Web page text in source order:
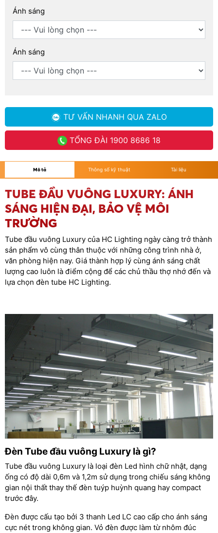
Ánh sáng
Ánh sáng
TƯ VẤN NHANH QUA ZALO
TỔNG ĐÀI 1900 8686 18
Mô tả Thông số kỹ thuật Tài liệu
TUBE ĐẦU VUÔNG LUXURY: ÁNH
SÁNG HIỆN ĐẠI, BẢO VỆ MÔI
TRƯỜNG
Tube đầu vuông Luxury của HC Lighting ngày càng trở thành
sản phẩm vô cùng thân thuộc với những công trình nhà ở,
văn phòng hiện nay. Giá thành hợp lý cùng ánh sáng chất
lượng cao luôn là điểm cộng để các chủ thầu thợ nhớ đến và
lựa chọn đèn tube HC Lighting.
Đèn Tube đầu vuông Luxury là gì?
Tube đầu vuông Luxury là loại đèn Led hình chữ nhật, dạng
ống có độ dài 0,6m và 1,2m sử dụng trong chiếu sáng không
gian nội thất thay thế đèn tuýp huỳnh quang hay compact
trước đây.
Đèn được cấu tạo bởi 3 thanh Led LC cao cấp cho ánh sáng
cực nét trong không gian. Vỏ đèn được làm từ nhôm đúc